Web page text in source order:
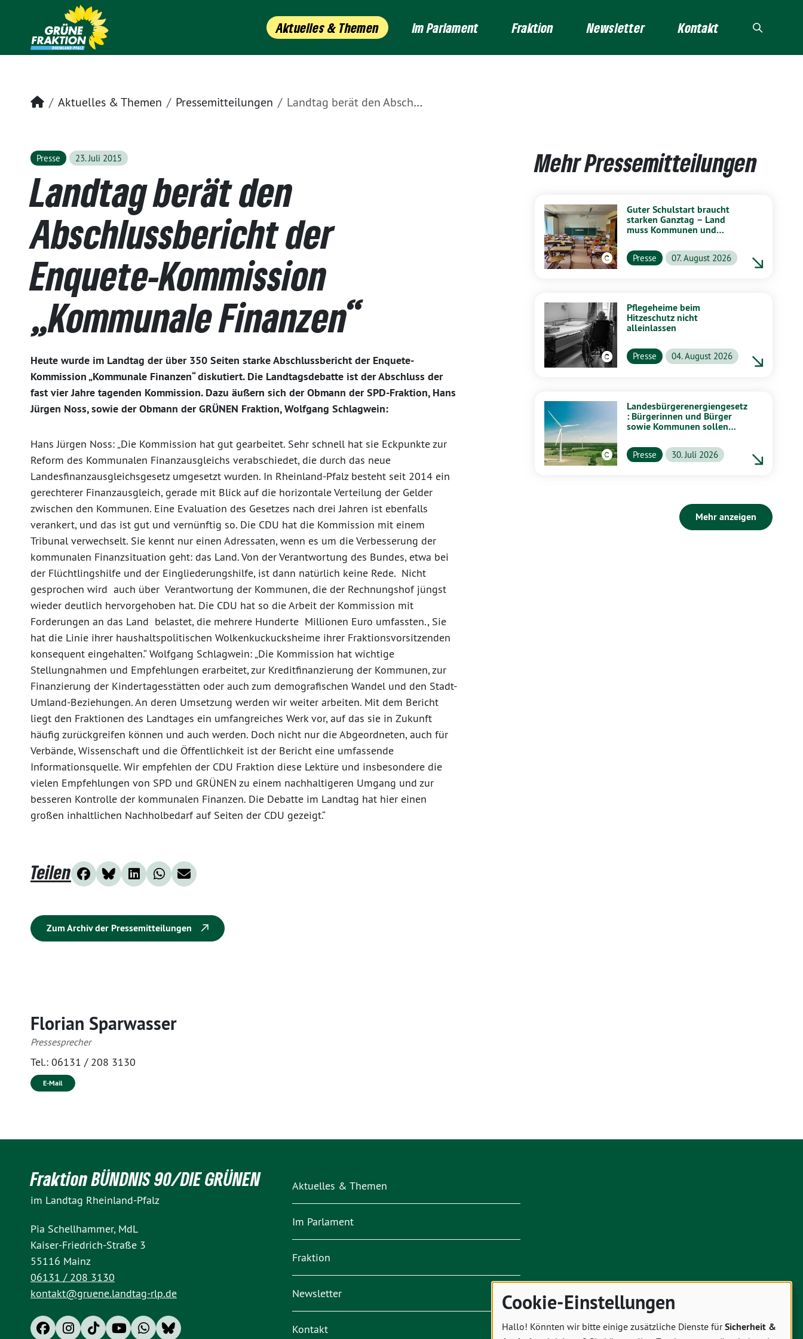
Aktuelles & Themen Im Parlament Fraktion Newsletter Kontakt
Startseite
Aktuelles & Themen Pressemitteilungen Landtag berät den Abschlussbericht der Enquete-Kommission „Kommunale Finanzen“
Presse 23. Juli 2015
Landtag berät den
Abschlussbericht der
Enquete-Kommission
„Kommunale Finanzen“
Heute wurde im Landtag der über 350 Seiten starke Abschlussbericht der Enquete-
Kommission „Kommunale Finanzen“ diskutiert. Die Landtagsdebatte ist der Abschluss der
fast vier Jahre tagenden Kommission. Dazu äußern sich der Obmann der SPD-Fraktion, Hans
Jürgen Noss, sowie der Obmann der GRÜNEN Fraktion, Wolfgang Schlagwein:
Hans Jürgen Noss: „Die Kommission hat gut gearbeitet. Sehr schnell hat sie Eckpunkte zur
Reform des Kommunalen Finanzausgleichs verabschiedet, die durch das neue
Landesfinanzausgleichsgesetz umgesetzt wurden. In Rheinland-Pfalz besteht seit 2014 ein
gerechterer Finanzausgleich, gerade mit Blick auf die horizontale Verteilung der Gelder
zwischen den Kommunen. Eine Evaluation des Gesetzes nach drei Jahren ist ebenfalls
verankert, und das ist gut und vernünftig so. Die CDU hat die Kommission mit einem
Tribunal verwechselt. Sie kennt nur einen Adressaten, wenn es um die Verbesserung der
kommunalen Finanzsituation geht: das Land. Von der Verantwortung des Bundes, etwa bei
der Flüchtlingshilfe und der Eingliederungshilfe, ist dann natürlich keine Rede. Nicht
gesprochen wird auch über Verantwortung der Kommunen, die der Rechnungshof jüngst
wieder deutlich hervorgehoben hat. Die CDU hat so die Arbeit der Kommission mit
Forderungen an das Land belastet, die mehrere Hunderte Millionen Euro umfassten., Sie
hat die Linie ihrer haushaltspolitischen Wolkenkuckucksheime ihrer Fraktionsvorsitzenden
konsequent eingehalten.“ Wolfgang Schlagwein: „Die Kommission hat wichtige
Stellungnahmen und Empfehlungen erarbeitet, zur Kreditfinanzierung der Kommunen, zur
Finanzierung der Kindertagesstätten oder auch zum demografischen Wandel und den Stadt-
Umland-Beziehungen. An deren Umsetzung werden wir weiter arbeiten. Mit dem Bericht
liegt den Fraktionen des Landtages ein umfangreiches Werk vor, auf das sie in Zukunft
häufig zurückgreifen können und auch werden. Doch nicht nur die Abgeordneten, auch für
Verbände, Wissenschaft und die Öffentlichkeit ist der Bericht eine umfassende
Informationsquelle. Wir empfehlen der CDU Fraktion diese Lektüre und insbesondere die
vielen Empfehlungen von SPD und GRÜNEN zu einem nachhaltigeren Umgang und zur
besseren Kontrolle der kommunalen Finanzen. Die Debatte im Landtag hat hier einen
großen inhaltlichen Nachholbedarf auf Seiten der CDU gezeigt.“
Teilen
Zum Archiv der Pressemitteilungen
Mehr Pressemitteilungen
Guter Schulstart braucht
starken Ganztag – Land
muss Kommunen und
Presse 07. August 2026
Pflegeheime beim
Hitzeschutz nicht
alleinlassen
Presse 04. August 2026
Landesbürgerenergiengesetz
: Bürgerinnen und Bürger
sowie Kommunen sollen
profitieren
Presse 30. Juli 2026
Mehr anzeigen
Florian Sparwasser
Pressesprecher
Tel.: 06131 / 208 3130
E-Mail
Fraktion BÜNDNIS 90/DIE GRÜNEN
im Landtag Rheinland-Pfalz
Pia Schellhammer, MdL
Kaiser-Friedrich-Straße 3
55116 Mainz
06131 / 208 3130
kontakt@gruene.landtag-rlp.de
Aktuelles & Themen
Im Parlament
Fraktion
Newsletter
Kontakt
Cookie-Einstellungen
Hallo! Könnten wir bitte einige zusätzliche Dienste fürSicherheit &